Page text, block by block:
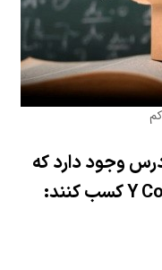
درس وجود دارد که